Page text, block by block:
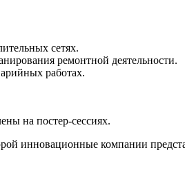
сетях.
ремонтной деятельности.
работах.
на постер-сессиях.
инновационные компании